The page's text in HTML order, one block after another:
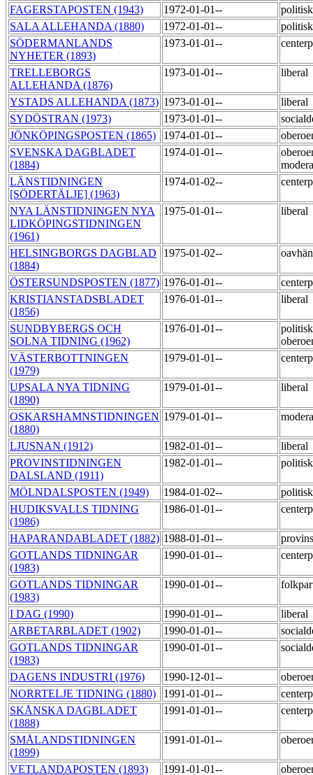
FAGERSTAPOSTEN (1943)
1972-01-01--
SALA ALLEHANDA (1880)
1972-01-01--
SÖDERMANLANDS
NYHETER (1893)
1973-01-01--
TRELLEBORGS
ALLEHANDA (1876)
1973-01-01-- liberal
YSTADS ALLEHANDA (1873) 1973-01-01--
liberal
SYDÖSTRAN (1973)
1973-01-01--
JÖNKÖPINGSPOSTEN (1865)
1974-01-01--
SVENSKA DAGBLADET
(1884)
1974-01-01--
LÄNSTIDNINGEN
[SÖDERTÄLJE] (1963)
1974-01-02--
NYA LÄNSTIDNINGEN NYA
LIDKÖPINGSTIDNINGEN
(1961)
1975-01-01-- liberal
HELSINGBORGS DAGBLAD
(1884)
1975-01-02--
ÖSTERSUNDSPOSTEN (1877) 1976-01-01--
KRISTIANSTADSBLADET
(1856)
1976-01-01-- liberal
SUNDBYBERGS OCH
SOLNA TIDNING (1962)
1976-01-01--
VÄSTERBOTTNINGEN
(1979)
1979-01-01--
UPSALA NYA TIDNING
(1890)
1979-01-01-- liberal
OSKARSHAMNSTIDNINGEN
(1880)
1979-01-01--
LJUSNAN (1912) 1982-01-01--
liberal
PROVINSTIDNINGEN
DALSLAND (1911)
1982-01-01--
MÖLNDALSPOSTEN (1949) 1984-01-02--
HUDIKSVALLS TIDNING
(1986)
1986-01-01--
HAPARANDABLADET (1882) 1988-01-01--
GOTLANDS TIDNINGAR
(1983)
1990-01-01--
GOTLANDS TIDNINGAR
(1983)
1990-01-01--
I DAG (1990) 1990-01-01--
liberal
ARBETARBLADET (1902)
1990-01-01--
GOTLANDS TIDNINGAR
(1983)
1990-01-01--
DAGENS INDUSTRI (1976) 1990-12-01--
NORRTELJE TIDNING (1880)
1991-01-01--
SKÅNSKA DAGBLADET
(1888)
1991-01-01--
SMÅLANDSTIDNINGEN
(1899)
1991-01-01--
VETLANDAPOSTEN (1893) 1991-01-01--